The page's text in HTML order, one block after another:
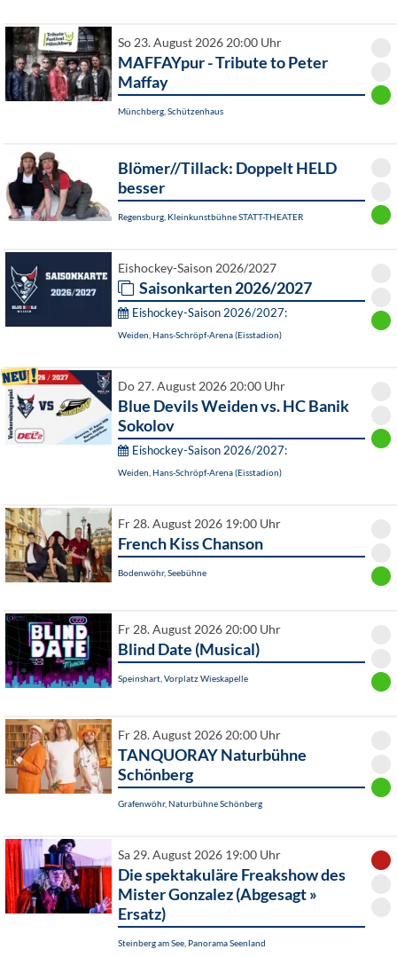
So 23. August 2026 20:00 Uhr
MAFFAYpur - Tribute to Peter
Maffay
Münchberg, Schützenhaus
Blömer//Tillack: Doppelt HELD
besser
Regensburg, Kleinkunstbühne STATT-THEATER
Eishockey-Saison 2026/2027
Saisonkarten 2026/2027
Eishockey-Saison 2026/2027:
Weiden, Hans-Schröpf-Arena (Eisstadion)
Do 27. August 2026 20:00 Uhr
Blue Devils Weiden vs. HC Banik
Sokolov
Eishockey-Saison 2026/2027:
Weiden, Hans-Schröpf-Arena (Eisstadion)
Fr 28. August 2026 19:00 Uhr
French Kiss Chanson
Bodenwöhr, Seebühne
Fr 28. August 2026 20:00 Uhr
Blind Date (Musical)
Speinshart, Vorplatz Wieskapelle
Fr 28. August 2026 20:00 Uhr
TANQUORAY Naturbühne
Schönberg
Grafenwöhr, Naturbühne Schönberg
Sa 29. August 2026 19:00 Uhr
Die spektakuläre Freakshow des
Mister Gonzalez (Abgesagt »
Ersatz)
Steinberg am See, Panorama Seenland